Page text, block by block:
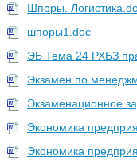
Шпоры.
шпоры1.doc
ЭБ Тема 24 РХБЗ
Экзамен по
Экзаменационное
Экономика
Экономика